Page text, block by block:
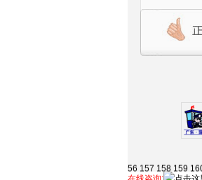
9 10
67 68
56 157 158 159